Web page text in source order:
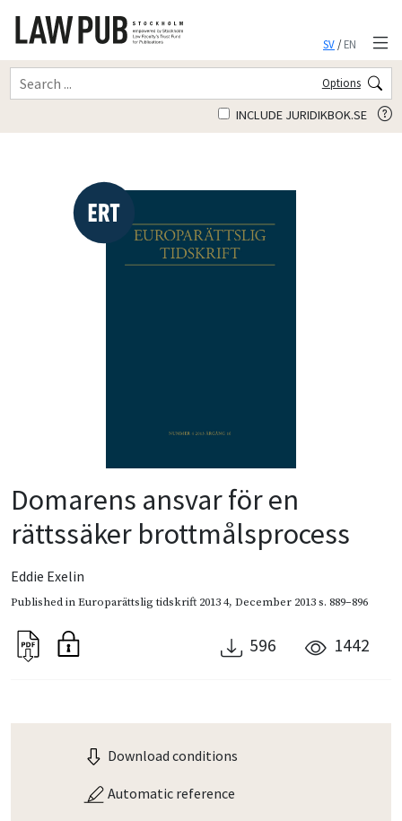
SV/EN
Options
INCLUDE JURIDIKBOK.SE
Domarens ansvar för en
rättssäker brottmålsprocess
Eddie Exelin
Published inEuroparättslig tidskrift 2013 4, December 2013s. 889–896
596 1442
Download conditions
Automatic reference